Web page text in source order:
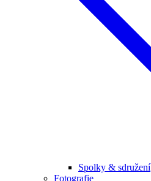
Spolky & sdružení
Fotografie